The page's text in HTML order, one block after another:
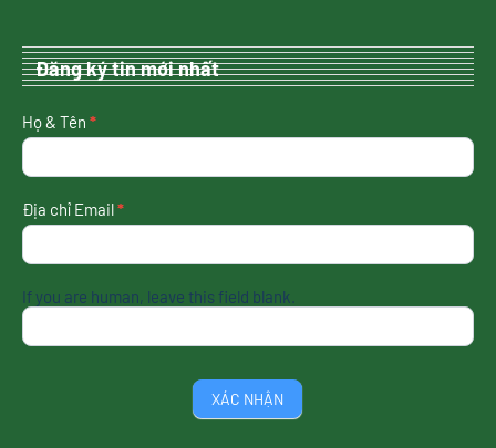
Đăng ký tin mới nhất
nhận
tin
nhất
Họ & Tên *
Địa chỉ Email*
If you are human, leave this field blank.
XÁC NHẬN